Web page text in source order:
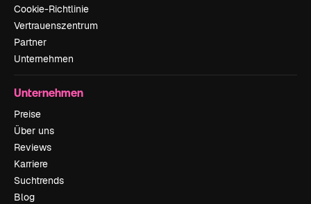
Cookie-Richtlinie
Vertrauenszentrum
Partner
Unternehmen
Unternehmen
Preise
Über uns
Reviews
Karriere
Suchtrends
Blog